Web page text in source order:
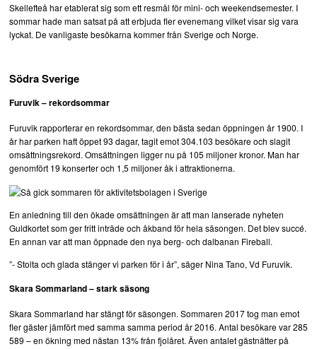
Skellefteå har etablerat sig som ett resmål för mini- och weekendsemester. I
sommar hade man satsat på att erbjuda fler evenemang vilket visar sig vara
lyckat. De vanligaste besökarna kommer från Sverige och Norge.
Södra Sverige
Furuvik – rekordsommar
Furuvik rapporterar en rekordsommar, den bästa sedan öppningen år 1900. I
år har parken haft öppet 93 dagar, tagit emot 304.103 besökare och slagit
omsättningsrekord. Omsättningen ligger nu på 105 miljoner kronor. Man har
genomfört 19 konserter och 1,5 miljoner åk i attraktionerna.
En anledning till den ökade omsättningen är att man lanserade nyheten
Guldkortet som ger fritt inträde och åkband för hela säsongen. Det blev succé.
En annan var att man öppnade den nya berg- och dalbanan Fireball.
”- Stolta och glada stänger vi parken för i år”, säger Nina Tano, Vd Furuvik.
Skara Sommarland – stark säsong
Skara Sommarland har stängt för säsongen. Sommaren 2017 tog man emot
fler gäster jämfört med samma samma period år 2016. Antal besökare var 285
589 – en ökning med nästan 13% från fjolåret. Även antalet gästnätter på